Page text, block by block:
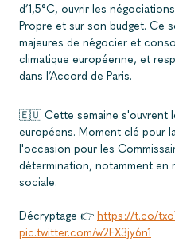
d’1,5°C, ouvrir les
Propre et sur son budget. Ce
majeures de négocier et
climatique européenne, et
dans l’Accord de Paris.
🇪🇺 Cette semaine s'ouvrent
européens. Moment clé pour
l'occasion pour les
détermination, notamment en
sociale.
Décryptage 👉 https://t.co/
pic.twitter.com/w2FX3jy6n1